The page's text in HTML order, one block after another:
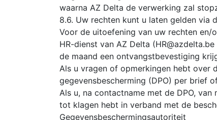
waarna AZ Delta de verwerking zal
8.6. Uw rechten kunt u laten gelden via
Voor de uitoefening van uw rechten
HR-dienst van AZ Delta
de maand een ontvangstbevestiging
Als u vragen of opmerkingen hebt over
gegevensbescherming (DPO) per brief
Als u, na contactname met de DPO,
tot klagen hebt in verband met de
Gegevensbeschermingsautoriteit